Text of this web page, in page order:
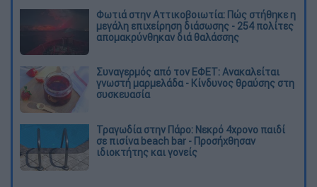
Φωτιά στην Αττικοβοιωτία: Πώς στήθηκε η
μεγάλη επιχείρηση διάσωσης - 254 πολίτες
απομακρύνθηκαν διά θαλάσσης
Συναγερμός από τον ΕΦΕΤ: Ανακαλείται
γνωστή μαρμελάδα - Κίνδυνος θραύσης στη
συσκευασία
Τραγωδία στην Πάρο: Νεκρό 4χρονο παιδί
σε πισίνα beach bar - Προσήχθησαν
ιδιοκτήτης και γονείς